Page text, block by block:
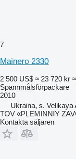
7
Mainero 2330
2 500 US$ ≈ 23 720 kr
Spannmålsförpackare
2010
Ukraina, s. Velikaya
TOV «PLEMINNIY
Kontakta säljaren